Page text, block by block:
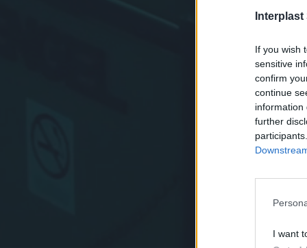
Interplast
If you wish
sensitive
confirm
continue
information
further
I want